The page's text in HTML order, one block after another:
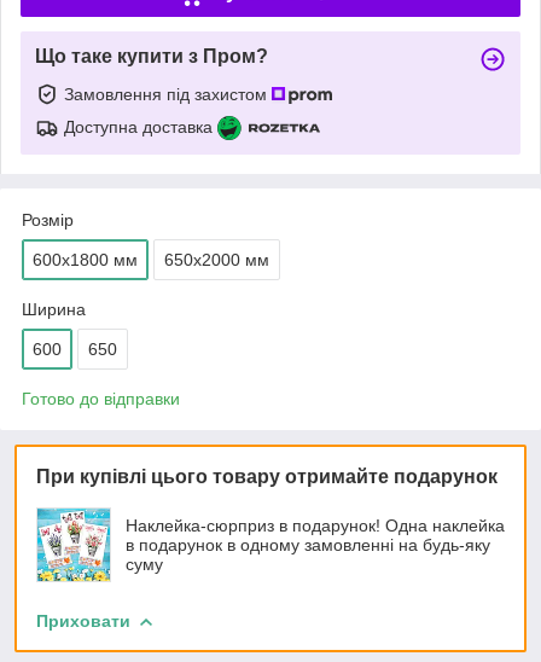
Що таке купити з Пром?
Замовлення під захистом
Доступна доставка
Розмір
600х1800 мм 650х2000 мм
Ширина
600 650
Готово до відправки
При купівлі цього товару отримайте подарунок
Наклейка-сюрприз в подарунок! Одна наклейка
в подарунок в одному замовленні на будь-яку
суму
Приховати